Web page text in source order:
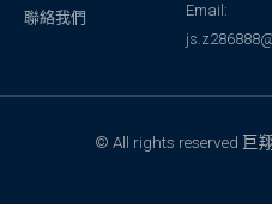
聯絡我們
Email:
© All rights reserved 巨